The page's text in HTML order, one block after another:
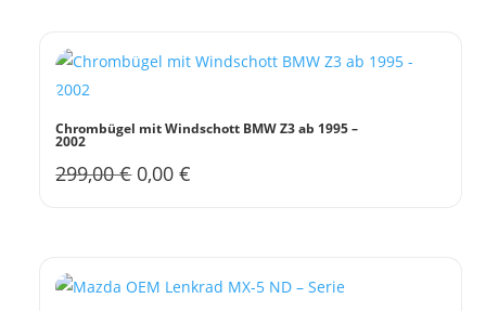
Chrombügel mit Windschott BMW Z3 ab 1995 –
2002
299,00€ Ursprünglicher
0,00€